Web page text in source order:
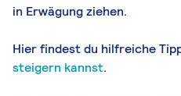
in Erwägung ziehen.
Hier findest du hilfreiche
steigern kannst.